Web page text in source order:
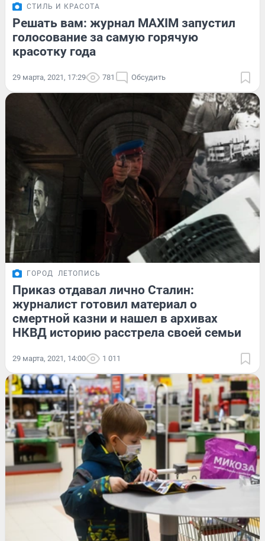
СТИЛЬ И КРАСОТА
Решать вам: журнал MAXIM запустил
голосование за самую горячую
красотку года
29 марта, 2021, 17:29 781 Обсудить
ГОРОД ЛЕТОПИСЬ
Приказ отдавал лично Сталин:
журналист готовил материал о
смертной казни и нашел в архивах
НКВД историю расстрела своей семьи
29 марта, 2021, 14:00 1 011